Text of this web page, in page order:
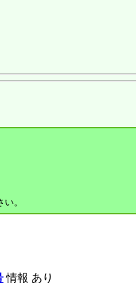
。
情報 あり